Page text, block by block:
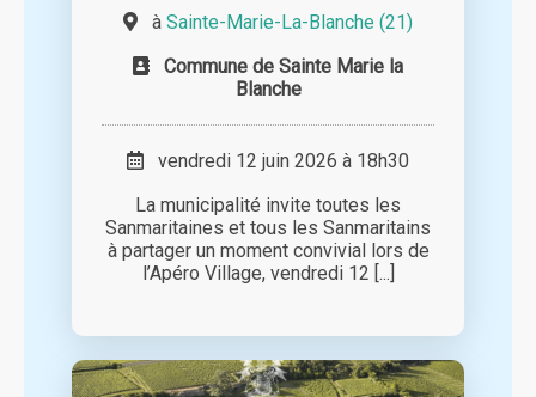
à Sainte-Marie-La-Blanche (21)
Commune de Sainte Marie la
Blanche
vendredi 12 juin 2026 à 18h30
La municipalité invite toutes les
Sanmaritaines et tous les Sanmaritains
à partager un moment convivial lors de
l’Apéro Village, vendredi 12 [...]